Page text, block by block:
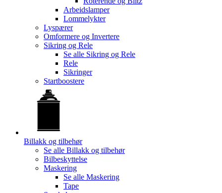
Arbeidslamper
Lommelykter
Lyspærer
Omformere og Invertere
Sikring og Rele
Se alle Sikring og Rele
Rele
Sikringer
Startboostere
Billakk og tilbehør
Se alle Billakk og tilbehør
Bilbeskyttelse
Maskering
Se alle Maskering
Tape